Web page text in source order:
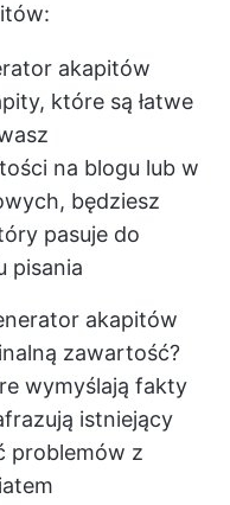
akapitów
które są łatwe
na blogu lub w
będziesz
pasuje do
pisania
akapitów
zawartość?
wymyślają fakty
istniejący
problemów z